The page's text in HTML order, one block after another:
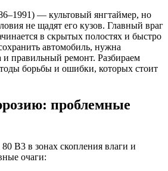
— культовый янгтаймер, но
не щадят его кузов. Главный враг
в скрытых полостях и быстро
автомобиль, нужна
и правильный ремонт. Разбираем
борьбы и ошибки, которых стоит
проблемные
B3 в зонах скопления влаги и
очаги: